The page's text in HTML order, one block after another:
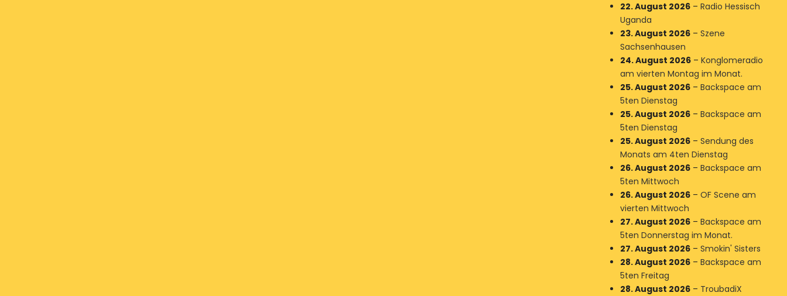
22. August 2026– Radio Hessisch
Uganda
23. August 2026– Szene
Sachsenhausen
24. August 2026– Konglomeradio
am vierten Montag im Monat.
25. August 2026– Backspace am
5ten Dienstag
25. August 2026– Backspace am
5ten Dienstag
25. August 2026– Sendung des
Monats am 4ten Dienstag
26. August 2026– Backspace am
5ten Mittwoch
26. August 2026– OF Scene am
vierten Mittwoch
27. August 2026– Backspace am
5ten Donnerstag im Monat.
27. August 2026– Smokin' Sisters
28. August 2026– Backspace am
5ten Freitag
28. August 2026– TroubadiX